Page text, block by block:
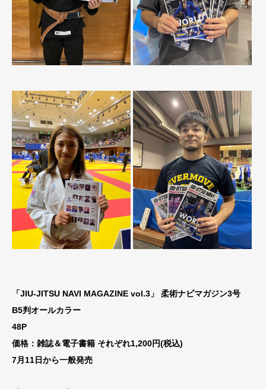
「JIU-JITSU NAVI MAGAZINE vol.3」 柔術ナビマガジン3号
B5判オールカラー
48P
価格：雑誌＆電子書籍 それぞれ1,200円(税込)
7月11日から一般発売